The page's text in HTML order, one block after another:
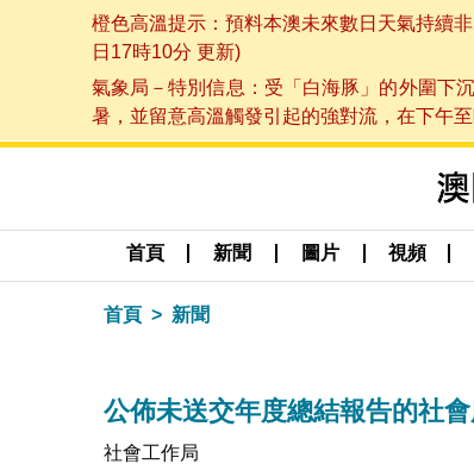
橙色高溫提示：預料本澳未來數日天氣持續
日17時10分 更新)
氣象局－特別信息：受「白海豚」的外圍下
暑，並留意高溫觸發引起的強對流，在下午
首頁 新聞 圖片 視頻
首頁 新聞
公佈未送交年度總結報告的社
社會工作局